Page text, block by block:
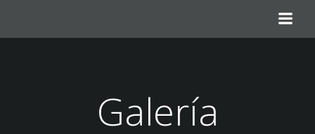
contenido
Galería